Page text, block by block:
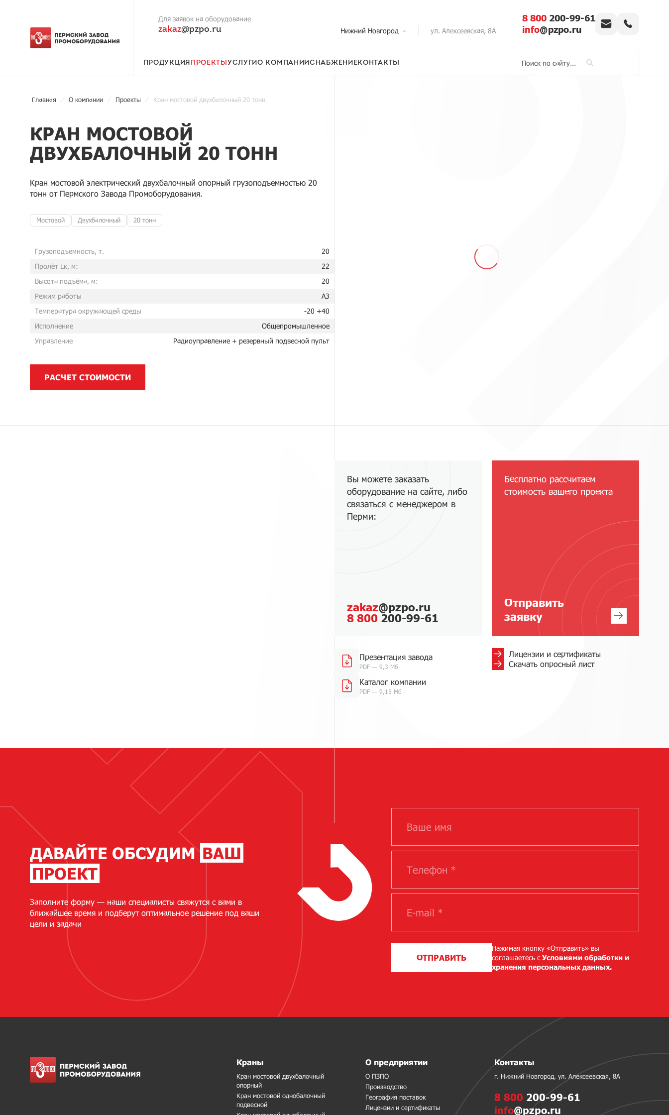
Для заявок на оборудование
zakaz@pzpo.ru Нижний Новгород ул. Алексеевская, 8А
ПРОДУКЦИЯ ПРОЕКТЫ УСЛУГИО КОМПАНИИСНАБЖЕНИЕКОНТАКТЫ
8 800 200-99-61
info@pzpo.ru
Главная О компании Проекты Кран мостовой двухбалочный 20 тонн
КРАН МОСТОВОЙ
ДВУХБАЛОЧНЫЙ 20 ТОНН
Кран мостовой электрический двухбалочный опорный грузоподъемностью 20
тонн от Пермского Завода Промоборудования.
Мостовой Двухбалочный 20 тонн
Грузоподъемность, т.
20
Пролёт Lк, м:
22
Высота подъёма, м:
20
Режим работы
A3
Температура окружающей среды
-20 +40
Исполнение
Общепромышленное
Управление
Радиоуправление + резервный подвесной пульт
РАСЧЕТ СТОИМОСТИ
Вы можете заказать
оборудование на сайте, либо
связаться с менеджером в
Перми:
zakaz@pzpo.ru
8 800 200-99-61
Презентация завода
PDF — 9,3 Мб
Каталог компании
PDF — 9,15 Мб
Бесплатно рассчитаем
стоимость вашего проекта
Отправить
заявку
Лицензии и сертификаты
Скачать опросный лист
ДАВАЙТЕ ОБСУДИМВАШ
ПРОЕКТ
Заполните форму — наши специалисты свяжутся с вами в
ближайшее время и подберут оптимальное решение под ваши
цели и задачи
ОТПРАВИТЬ
Нажимая кнопку «Отправить» вы
соглашаетесь сУсловиями обработки и
хранения персональных данных.
Краны
Кран мостовой двухбалочный
опорный
Кран мостовой однобалочный
подвесной
О предприятии
О ПЗПО
Производство
География поставок
Лицензии и сертификаты
Контакты
г. Нижний Новгород, ул. Алексеевская, 8А
8 800 200-99-61
info@pzpo.ru